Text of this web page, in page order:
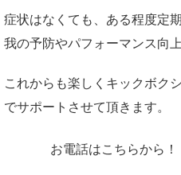
症状はなくても、ある程度定
我の予防やパフォーマンス向
これからも楽しくキックボク
でサポートさせて頂きます。
お電話はこちらから！